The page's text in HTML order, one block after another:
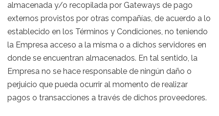
almacenada y/o recopilada por Gateways de pago
externos provistos por otras compañías, de acuerdo a lo
establecido en los Términos y Condiciones, no teniendo
la Empresa acceso a la misma o a dichos servidores en
donde se encuentran almacenados. En tal sentido, la
Empresa no se hace responsable de ningún daño o
perjuicio que pueda ocurrir al momento de realizar
pagos o transacciones a través de dichos proveedores.